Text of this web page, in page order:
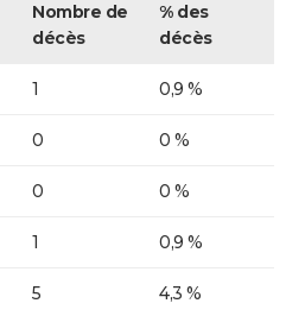
Nombre de
décès
% des
décès
1 0,9 %
0 0 %
0 0 %
1 0,9 %
5 4,3 %